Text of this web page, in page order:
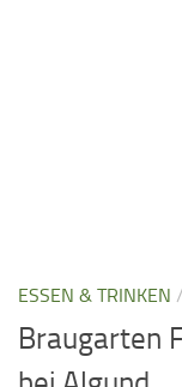
ESSEN & TRINKEN /
Braugarten